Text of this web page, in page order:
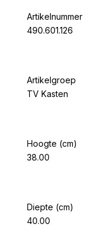
Artikelnummer
490.601.126
Artikelgroep
TV Kasten
Hoogte (cm)
38.00
Diepte (cm)
40.00